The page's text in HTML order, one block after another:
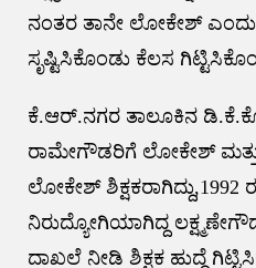
ನಂತರ ತಾನೇ ಲೋಕೇಶ್
ಸೃಷ್ಟಿಸಿಕೊಂಡು ಕೆಲಸ
‌ಕೆ.ಆರ್.ನಗರ ತಾಲೂಕಿನ
ರಾಮೇಗೌಡರಿಗೆ ಲೋಕೇಶ್ ಮತ್ತು
ಲೋಕೇಶ್
ನಿರುದ್ಯೋಗಿಯಾಗಿದ್ದ
ದಾಖಲೆ ನೀಡಿ ಶಿಕ್ಷಕ ಹುದ್ದೆ